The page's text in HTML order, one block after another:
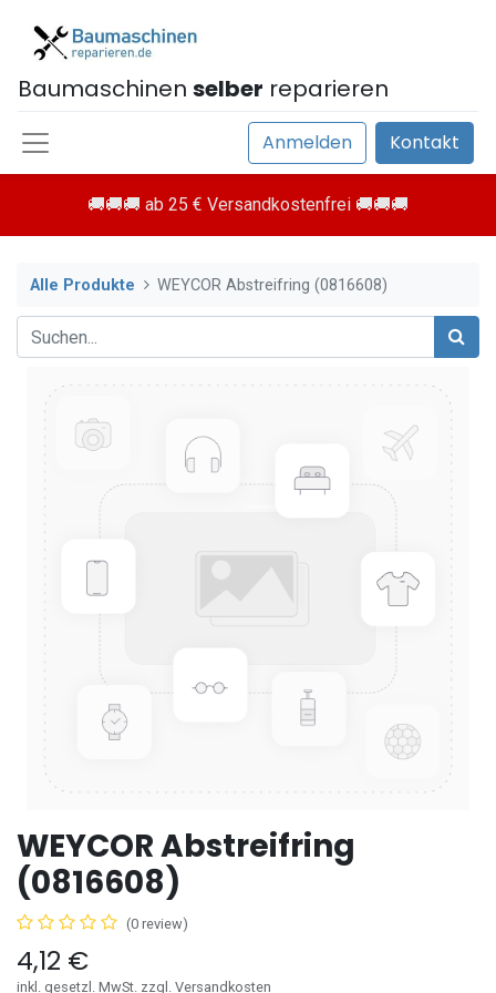
Baumaschinen selber reparieren
Anmelden Kontakt
🚚🚚🚚 ab 25 € Versandkostenfrei 🚚🚚🚚
Alle Produkte WEYCOR Abstreifring (0816608)
WEYCOR Abstreifring
(0816608)
(0 review)
4,12 €
inkl. gesetzl. MwSt. zzgl. Versandkosten